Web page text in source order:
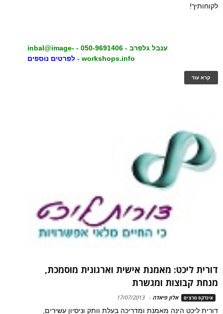
לקוחותיך!
ענבל גלפרב - 050-9691406 -
inbal@image-
workshops.info
-לפרטים נוספים
קרא עוד
דורית ליכט: מאמנת אישית וארגונית מוסמכת,
מנחת קבוצות ומגשרת
אינדקס מרצים אלון פיאדה -
17/07/2013
דורית ליכט הינה מאמנת ומדריכה בעלת וותק וניסיון עשירים,